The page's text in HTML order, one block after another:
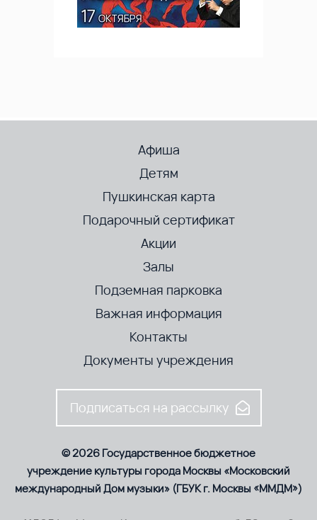
Афиша
Детям
Пушкинская карта
Подарочный сертификат
Акции
Залы
Подземная парковка
Важная информация
Контакты
Документы учреждения
Подписаться на рассылку
© 2026 Государственное бюджетное
учреждение культуры города Москвы «Московский
международный Дом музыки» (ГБУК г. Москвы «ММДМ»)